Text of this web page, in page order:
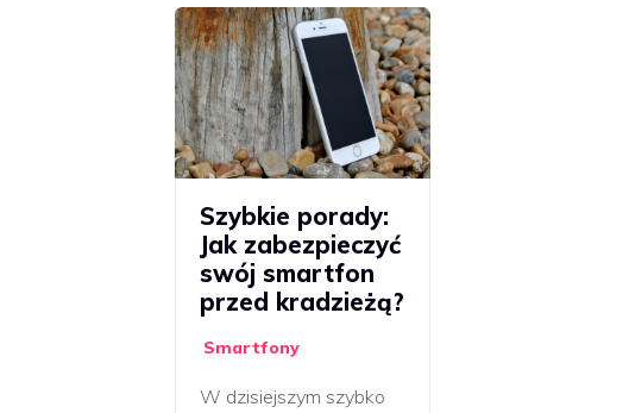
Szybkie porady:
Jak zabezpieczyć
swój smartfon
przed kradzieżą?
Smartfony
W dzisiejszym szybko